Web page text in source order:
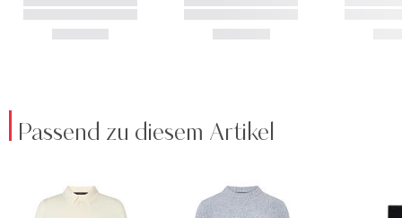
Passend zu diesem Artikel